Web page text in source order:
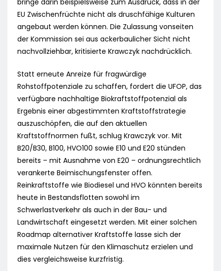
bringe darin beispielsweise zum Ausdruck, dass in der
EU Zwischenfrüchte nicht als druschfähige Kulturen
angebaut werden können. Die Zulassung vonseiten
der Kommission sei aus ackerbaulicher Sicht nicht
nachvollziehbar, kritisierte Krawczyk nachdrücklich.
Statt erneute Anreize für fragwürdige
Rohstoffpotenziale zu schaffen, fordert die UFOP, das
verfügbare nachhaltige Biokraftstoffpotenzial als
Ergebnis einer abgestimmten Kraftstoffstrategie
auszuschöpfen, die auf den aktuellen
Kraftstoffnormen fußt, schlug Krawczyk vor. Mit
B20/B30, B100, HVO100 sowie E10 und E20 stünden
bereits – mit Ausnahme von E20 – ordnungsrechtlich
verankerte Beimischungsfenster offen.
Reinkraftstoffe wie Biodiesel und HVO könnten bereits
heute in Bestandsflotten sowohl im
Schwerlastverkehr als auch in der Bau- und
Landwirtschaft eingesetzt werden. Mit einer solchen
Roadmap alternativer Kraftstoffe lasse sich der
maximale Nutzen für den Klimaschutz erzielen und
dies vergleichsweise kurzfristig.